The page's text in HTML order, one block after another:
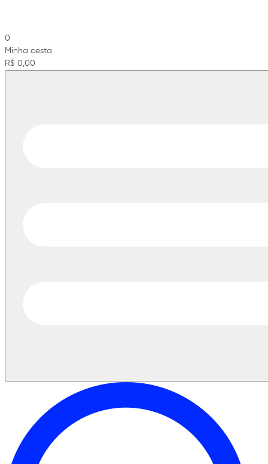
0
Minha cesta
R$ 0,00